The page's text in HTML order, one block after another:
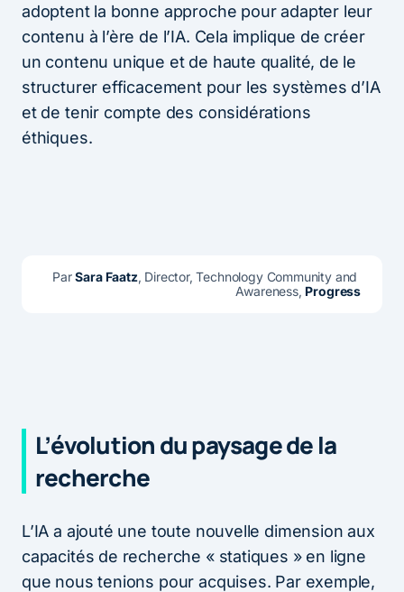
adoptent la bonne approche pour adapter leur
contenu à l’ère de l’IA. Cela implique de créer
un contenu unique et de haute qualité, de le
structurer efficacement pour les systèmes d’IA
et de tenir compte des considérations
éthiques.
Par Sara Faatz, Director, Technology Community and
Awareness, Progress
L’évolution du paysage de la
recherche
L’IA a ajouté une toute nouvelle dimension aux
capacités de recherche « statiques » en ligne
que nous tenions pour acquises. Par exemple,